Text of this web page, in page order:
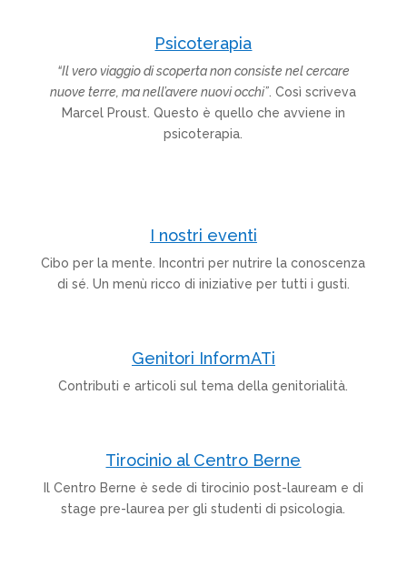
Psicoterapia
“Il vero viaggio di scoperta non consiste nel cercare
nuove terre, ma nell’avere nuovi occhi” . Così scriveva
Marcel Proust. Questo è quello che avviene in
psicoterapia.
I nostri eventi
Cibo per la mente. Incontri per nutrire la conoscenza
di sé. Un menù ricco di iniziative per tutti i gusti.
Genitori InformATi
Contributi e articoli sul tema della genitorialità.
Tirocinio al Centro Berne
Il Centro Berne è sede di tirocinio post-lauream e di
stage pre-laurea per gli studenti di psicologia.